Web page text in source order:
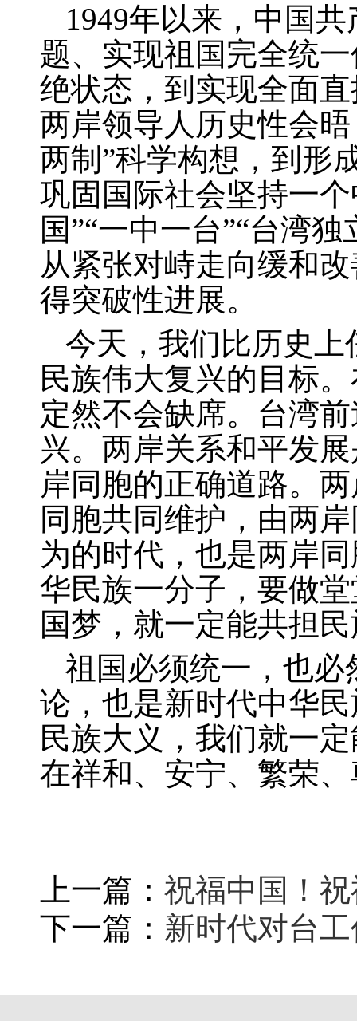
1949年以来，中国
题、实现祖国完全统
绝状态，到实现全面
两岸领导人历史性会
两制”科学构想，到形
巩固国际社会坚持一
国”“一中一台”“台湾
从紧张对峙走向缓和
得突破性进展。
今天，我们比历史
民族伟大复兴的目标
定然不会缺席。台湾
兴。两岸关系和平发
岸同胞的正确道路。
同胞共同维护，由两
为的时代，也是两岸
华民族一分子，要做
国梦，就一定能共担
祖国必须统一，也必
论，也是新时代中华
民族大义，我们就一
在祥和、安宁、繁荣
上一篇： 祝福中国！
下一篇： 新时代对台